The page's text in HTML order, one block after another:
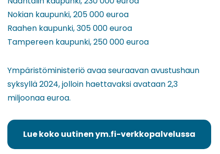
Nokian kaupunki, 205 000 euroa
Raahen kaupunki, 305 000 euroa
Tampereen kaupunki, 250 000 euroa
Ympäristöministeriö avaa seuraavan avustushaun
syksyllä 2024, jolloin haettavaksi avataan 2,3
miljoonaa euroa.
Lue koko uutinen ym.fi-verkkopalvelussa
(siirryt